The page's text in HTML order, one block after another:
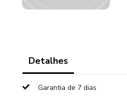
Detalhes
Garantia de 7 dias